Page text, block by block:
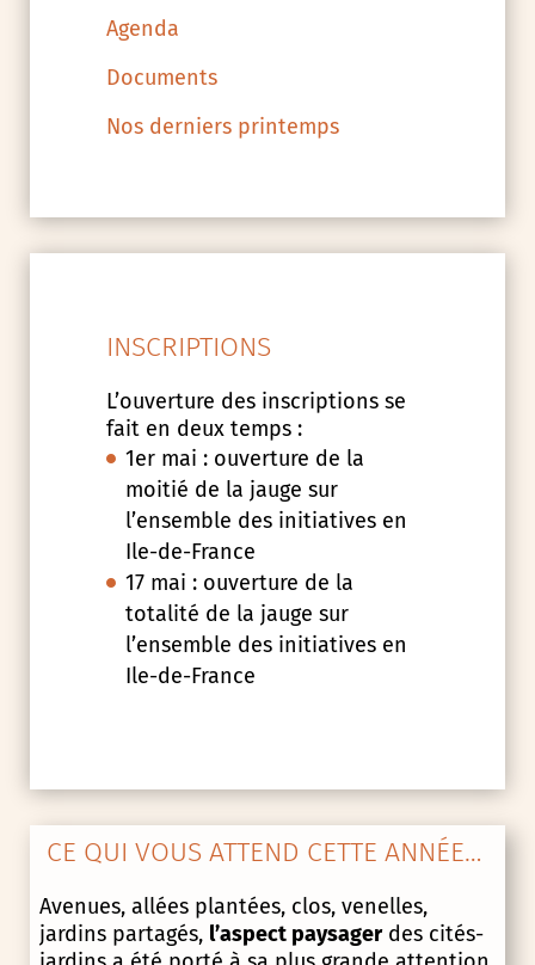
Agenda
Documents
Nos derniers printemps
INSCRIPTIONS
L’ouverture des inscriptions se
fait en deux temps :
1er mai : ouverture de la
moitié de la jauge sur
l’ensemble des initiatives en
Ile-de-France
17 mai : ouverture de la
totalité de la jauge sur
l’ensemble des initiatives en
Ile-de-France
CE QUI VOUS ATTEND CETTE ANNÉE…
Avenues, allées plantées, clos, venelles,
jardins partagés, l’aspect paysagerdes cités-